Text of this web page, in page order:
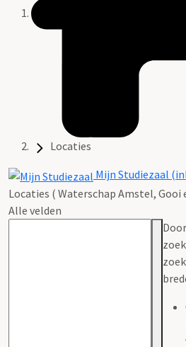
Locaties
Mijn Studiezaal
Locaties ( Waterschap Amstel, Gooi
Alle velden